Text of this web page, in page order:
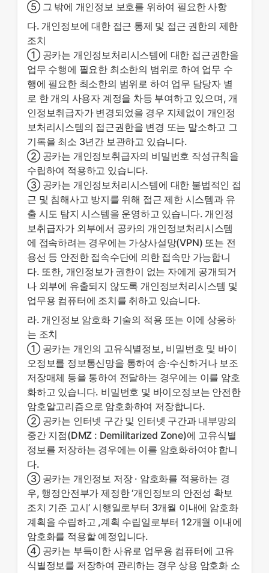
⑤ 그 밖에 개인정보 보호를 위하여 필요한 사항
다. 개인정보에 대한 접근 통제 및 접근 권한의 제한
조치
① 공카는 개인정보처리시스템에 대한 접근권한을
업무 수행에 필요한 최소한의 범위로 하여 업무 수
행에 필요한 최소한의 범위로 하여 업무 담당자 별
로 한 개의 사용자 계정을 차등 부여하고 있으며, 개
인정보취급자가 변경되었을 경우 지체없이 개인정
보처리시스템의 접근권한을 변경 또는 말소하고 그
기록을 최소 3년간 보관하고 있습니다.
② 공카는 개인정보취급자의 비밀번호 작성규칙을
수립하여 적용하고 있습니다.
③ 공카는 개인정보처리시스템에 대한 불법적인 접
근 및 침해사고 방지를 위해 접근 제한 시스템과 유
출 시도 탐지 시스템을 운영하고 있습니다. 개인정
보취급자가 외부에서 공카의 개인정보처리시스템
에 접속하려는 경우에는 가상사설망(VPN) 또는 전
용선 등 안전한 접속수단에 의한 접속만 가능합니
다. 또한, 개인정보가 권한이 없는 자에게 공개되거
나 외부에 유출되지 않도록 개인정보처리시스템 및
업무용 컴퓨터에 조치를 취하고 있습니다.
라. 개인정보 암호화 기술의 적용 또는 이에 상응하
는 조치
① 공카는 개인의 고유식별정보, 비밀번호 및 바이
오정보를 정보통신망을 통하여 송·수신하거나 보조
저장매체 등을 통하여 전달하는 경우에는 이를 암호
화하고 있습니다. 비밀번호 및 바이오정보는 안전한
암호알고리즘으로 암호화하여 저장합니다.
② 공카는 인터넷 구간 및 인터넷 구간과 내부망의
중간 지점(DMZ : Demilitarized Zone)에 고유식별
정보를 저장하는 경우에는 이를 암호화하여야 합니
다.
③ 공카는 개인정보 저장 · 암호화를 적용하는 경
우, 행정안전부가 제정한 ‘개인정보의 안전성 확보
조치 기준 고시’ 시행일로부터 3개월 이내에 암호화
계획을 수립하고 ,계획 수립일로부터 12개월 이내에
암호화를 적용할 예정입니다.
④ 공카는 부득이한 사유로 업무용 컴퓨터에 고유
식별정보를 저장하여 관리하는 경우 상용 암호화 소